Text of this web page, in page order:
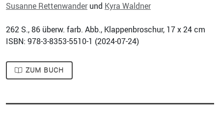
Susanne Rettenwanderund Kyra Waldner
262 S., 86 überw. farb. Abb., Klappenbroschur, 17 x 24 cm
ISBN: 978-3-8353-5510-1 (2024-07-24)
ZUM BUCH